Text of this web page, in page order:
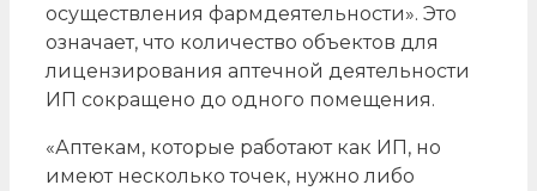
осуществления фармдеятельности». Это
означает, что количество объектов для
лицензирования аптечной деятельности
ИП сокращено до одного помещения.
«Аптекам, которые работают как ИП, но
имеют несколько точек, нужно либо